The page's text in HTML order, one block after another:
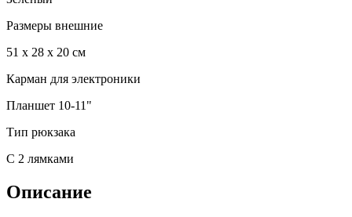
Размеры внешние
51 х 28 х 20 см
Карман для электроники
Планшет 10-11"
Тип рюкзака
С 2 лямками
Описание